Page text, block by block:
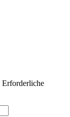
Erforderliche